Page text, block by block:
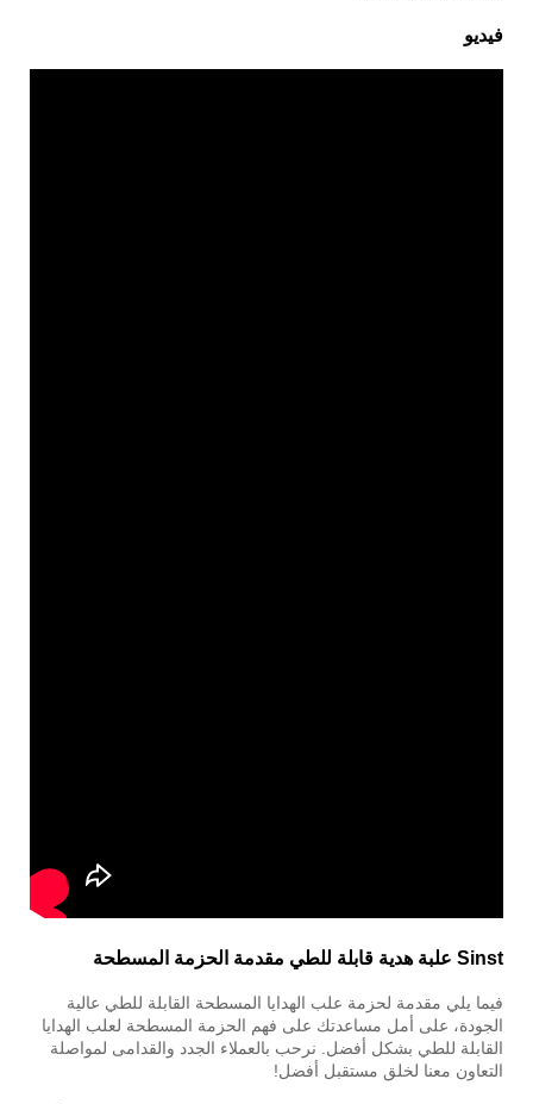
فيديو
Sinst علبة هدية قابلة للطي مقدمة الحزمة المسطحة
فيما يلي مقدمة لحزمة علب الهدايا المسطحة القابلة للطي عالية
الجودة، على أمل مساعدتك على فهم الحزمة المسطحة لعلب الهدايا
القابلة للطي بشكل أفضل. نرحب بالعملاء الجدد والقدامى لمواصلة
التعاون معنا لخلق مستقبل أفضل!